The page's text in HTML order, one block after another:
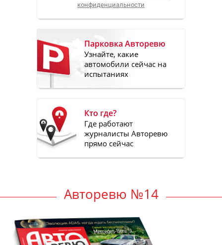
конфиденциальности
Парковка Авторевю
Узнайте, какие
автомобили сейчас на
испытаниях
Кто где?
Где работают
журналисты Авторевю
прямо сейчас
Авторевю №14